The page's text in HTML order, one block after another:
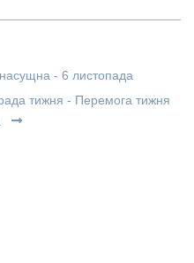
- 6 листопада
тижня - Перемога тижня